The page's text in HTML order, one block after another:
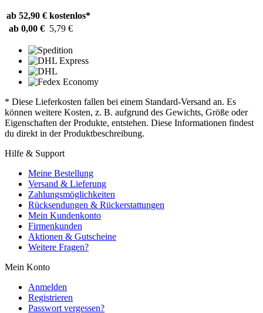
ab 52,90 € kostenlos*
ab 0,00 € 5,79 €
* Diese Lieferkosten fallen bei einem Standard-Versand an. Es
können weitere Kosten, z. B. aufgrund des Gewichts, Größe oder
Eigenschaften der Produkte, entstehen. Diese Informationen findest
du direkt in der Produktbeschreibung.
Hilfe & Support
Meine Bestellung
Versand & Lieferung
Zahlungsmöglichkeiten
Rücksendungen & Rückerstattungen
Mein Kundenkonto
Firmenkunden
Aktionen & Gutscheine
Weitere Fragen?
Mein Konto
Anmelden
Registrieren
Passwort vergessen?